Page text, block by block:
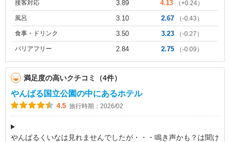
接客対応 3.89 4.13 （+0.24）
風呂 3.10 2.67 （-0.43）
食事・ドリンク 3.50 3.23 （-0.27）
バリアフリー 2.84 2.75 （-0.09）
満足度の高いクチコミ（4件）
やんばる国立公園の中にあるホテル
4.5 旅行時期：2026/02
やんばるくいなは見れませんでしたが・・・鳴き声かも？は聞け